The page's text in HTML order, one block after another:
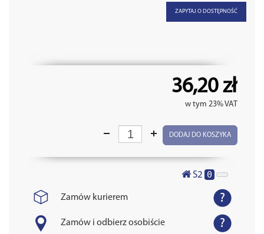
ZAPYTAJ O DOSTĘPNOŚĆ
36,20 zł
w tym 23% VAT
DODAJ DO KOSZYKA
S2 0
Zamów kurierem
Zamów i odbierz osobiście